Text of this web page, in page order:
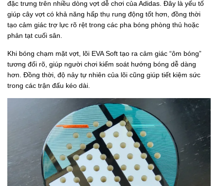
đặc trưng trên nhiều dòng vợt dễ chơi của Adidas. Đây là yếu tố
giúp cây vợt có khả năng hấp thụ rung động tốt hơn, đồng thời
tạo cảm giác trợ lực rõ rệt trong các pha bóng phòng thủ hoặc
phản tạt cuối sân.
Khi bóng chạm mặt vợt, lõi EVA Soft tạo ra cảm giác “ôm bóng”
tương đối rõ, giúp người chơi kiểm soát hướng bóng dễ dàng
hơn. Đồng thời, độ nảy tự nhiên của lõi cũng giúp tiết kiệm sức
trong các trận đấu kéo dài.